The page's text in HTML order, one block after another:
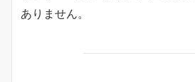
ありません。